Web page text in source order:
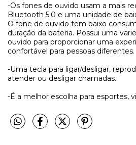
-Os fones de ouvido usam a mais
Bluetooth 5.0 e uma unidade de
O fone de ouvido tem baixo
duração da bateria. Possui uma
ouvido para proporcionar uma
confortável para pessoas diferentes.
-Uma tecla para ligar/desligar,
atender ou desligar chamadas.
-É a melhor escolha para esportes,